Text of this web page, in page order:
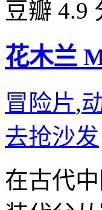
豆瓣 4.9
花木兰
冒险片,
去抢沙发
在古代